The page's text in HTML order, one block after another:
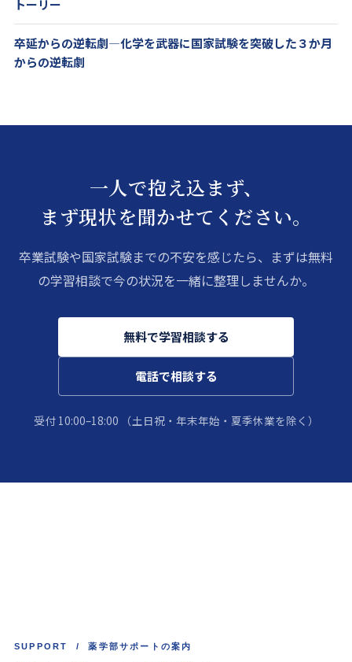
トーリー
卒延からの逆転劇―化学を武器に国家試験を突破した３か月
からの逆転劇
一人で抱え込まず、
まず現状を聞かせてください。
卒業試験や国家試験までの不安を感じたら、まずは無料
の学習相談で今の状況を一緒に整理しませんか。
無料で学習相談する
電話で相談する
受付 10:00–18:00 （土日祝・年末年始・夏季休業を除く）
SUPPORT / 薬学部サポートの案内